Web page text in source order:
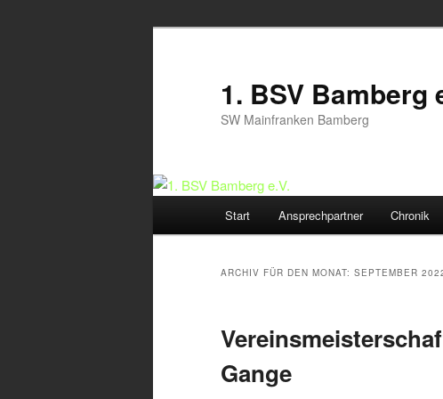
1. BSV Bamberg
SW Mainfranken Bamberg
Start Ansprechpartner Chronik
ARCHIV FÜR DEN MONAT: SEPTEMBER
Gange